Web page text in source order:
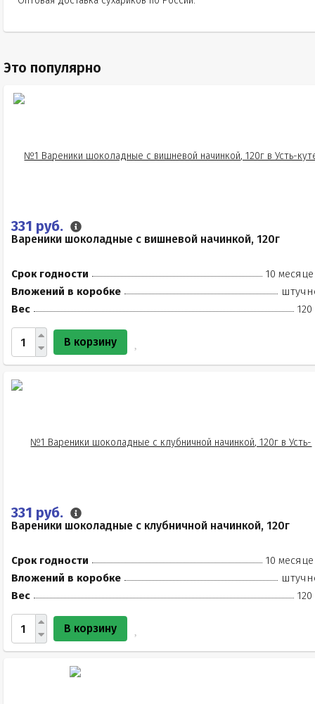
Это популярно
331 руб.
Вареники шоколадные с вишневой начинкой, 120г
Срок годности
10
Вложений в коробке
Вес
120
В корзину
331 руб.
Вареники шоколадные с клубничной начинкой, 120г
Срок годности
10
Вложений в коробке
Вес
120
В корзину